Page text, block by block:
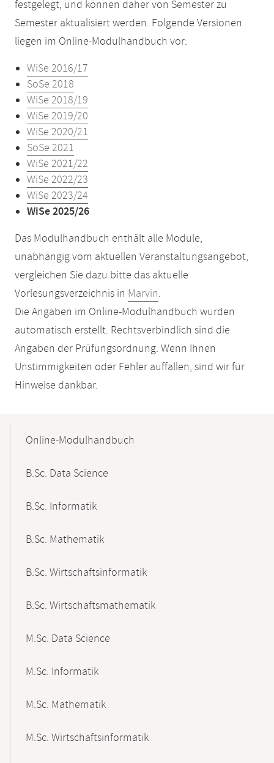
festgelegt, und können daher von Semester zu
Semester aktualisiert werden. Folgende Versionen
liegen im Online-Modulhandbuch vor:
WiSe 2016/17
SoSe 2018
WiSe 2018/19
WiSe 2019/20
WiSe 2020/21
SoSe 2021
WiSe 2021/22
WiSe 2022/23
WiSe 2023/24
WiSe 2025/26
Das Modulhandbuch enthält alle Module,
unabhängig vom aktuellen Veranstaltungsangebot,
vergleichen Sie dazu bitte das aktuelle
Vorlesungsverzeichnis in Marvin.
Die Angaben im Online-Modulhandbuch wurden
automatisch erstellt. Rechtsverbindlich sind die
Angaben der Prüfungsordnung. Wenn Ihnen
Unstimmigkeiten oder Fehler auffallen, sind wir für
Hinweise dankbar.
NavigationOnline-Modulhandbuch
B.Sc. Data Science
B.Sc. Informatik
B.Sc. Mathematik
B.Sc. Wirtschaftsinformatik
B.Sc. Wirtschaftsmathematik
M.Sc. Data Science
M.Sc. Informatik
M.Sc. Mathematik
M.Sc. Wirtschaftsinformatik